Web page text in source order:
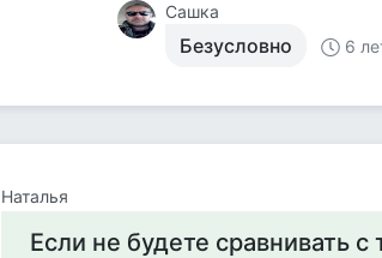
Сашка
Безусловно 6
Наталья
Если не будете сравнивать